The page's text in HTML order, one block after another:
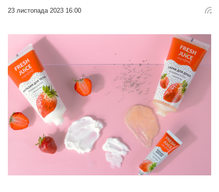
23 листопада 2023 16:00